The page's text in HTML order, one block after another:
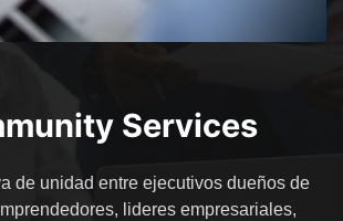
Services
de unidad entre ejecutivos dueños de
lideres empresariales,